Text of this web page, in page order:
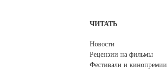
ЧИТАТЬ
Новости
Рецензии на фильмы
Фестивали и кинопремии